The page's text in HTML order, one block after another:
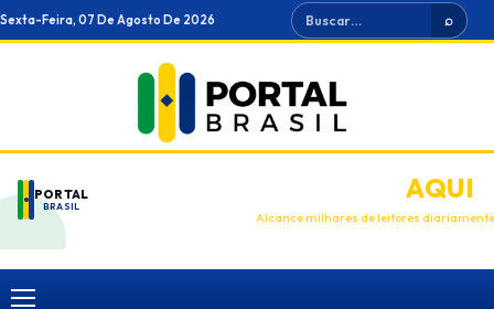
Ir
para
Sexta-Feira, 07 De Agosto De 2026 Buscar ⌕
PORTAL
BRASIL
ANUNCIEAQUI
Alcance milhares de leitores diariamente